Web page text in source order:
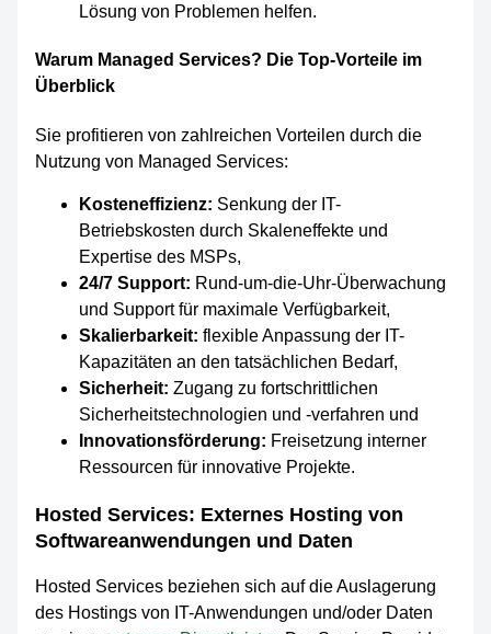
Lösung von Problemen helfen.
Warum Managed Services? Die Top-Vorteile im
Überblick
Sie profitieren von zahlreichen Vorteilen durch die
Nutzung von Managed Services:
Kosteneffizienz: Senkung der IT-
Betriebskosten durch Skaleneffekte und
Expertise des MSPs,
24/7 Support: Rund-um-die-Uhr-Überwachung
und Support für maximale Verfügbarkeit,
Skalierbarkeit: flexible Anpassung der IT-
Kapazitäten an den tatsächlichen Bedarf,
Sicherheit: Zugang zu fortschrittlichen
Sicherheitstechnologien und -verfahren und
Innovationsförderung: Freisetzung interner
Ressourcen für innovative Projekte.
Hosted Services: Externes Hosting von
Softwareanwendungen und Daten
Hosted Services beziehen sich auf die Auslagerung
des Hostings von IT-Anwendungen und/oder Daten